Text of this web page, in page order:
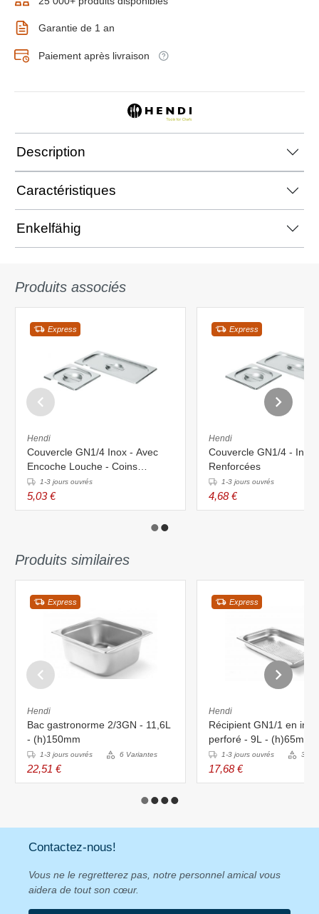
Garantie de 1 an
Paiement après livraison
Description
Caractéristiques
Enkelfähig
Produits associés
Express
Hendi
Couvercle GN1/4 Inox - Avec
Encoche Louche - Coins
Renforcées
1-3 jours ouvrés
5,03 €
Express
Hendi
Couvercle GN1/4 - Inox
Renforcées
1-3 jours ouvrés
4,68 €
Produits similaires
Express
Hendi
Bac gastronorme 2/3GN - 11,6L
- (h)150mm
1-3 jours ouvrés 6 Variantes
22,51 €
Express
Hendi
Récipient GN1/1 en
perforé - 9L - (h)65mm
1-3 jours ouvrés 3
17,68 €
Contactez-nous!
Vous ne le regretterez pas, notre personnel amical vous
aidera de tout son cœur.